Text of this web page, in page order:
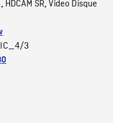
, HDCAM SR,Video Disque
3